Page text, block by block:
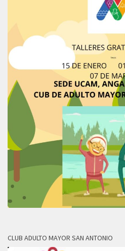
CLUB ADULTO MAYOR SAN ANTONIO